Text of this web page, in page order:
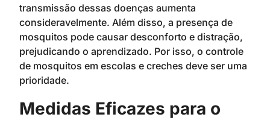
transmissão dessas doenças aumenta
consideravelmente. Além disso, a presença de
mosquitos pode causar desconforto e distração,
prejudicando o aprendizado. Por isso, o controle
de mosquitos em escolas e creches deve ser uma
prioridade.
Medidas Eficazes para o